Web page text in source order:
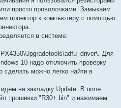
просто проволочками. Замыкаем
проектор к компьютеру с помощью
в системе.
Для
10 надо отключить проверку
сделать можно легко найти в
на закладку Update. В поле
прошивки "R30+.bin" и нажимаем